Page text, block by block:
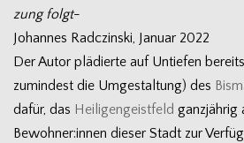
zung folgt-
Johan­nes Rad­c­zinski, Januar 2022
Der Autor plä­dierte auf Untie­fen
zumin­dest die Umge­stal­tung) des
dafür, das Hei­li­gen­geist­feld ganz­jäh­rig
Bewohner:innen die­ser Stadt zur